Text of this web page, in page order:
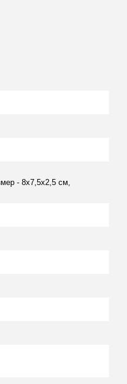
- 8х7,5х2,5 см,